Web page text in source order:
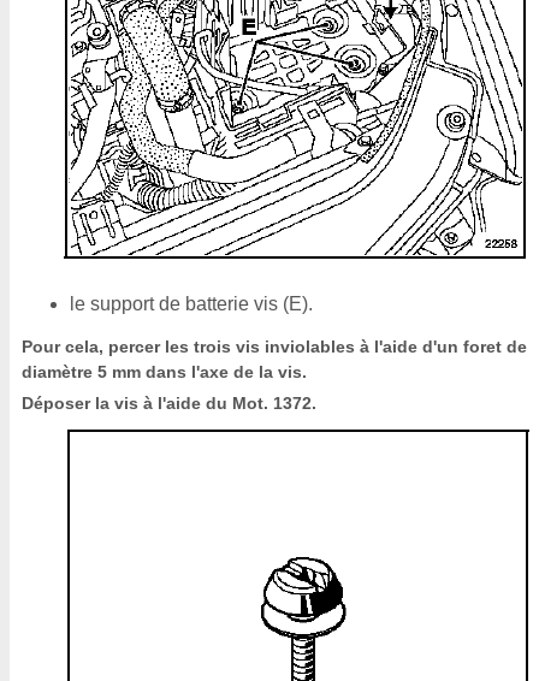
le support de batterie vis (E).
Pour cela, percer les trois vis inviolables à l'aide d'un foret de
diamètre 5 mm dans l'axe de la vis.
Déposer la vis à l'aide du Mot. 1372.